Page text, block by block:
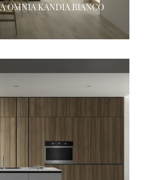
OMNIA KANDIA BIANCO